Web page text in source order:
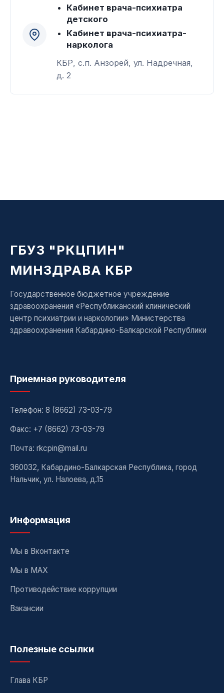
Кабинет врача-психиатра
детского
Кабинет врача-психиатра-
нарколога
КБР, с.п. Анзорей, ул. Надречная,
д. 2
ГБУЗ "РКЦПИН"
МИНЗДРАВА КБР
Государственное бюджетное учреждение
здравоохранения «Республиканский клинический
центр психиатрии и наркологии» Министерства
здравоохранения Кабардино-Балкарской Республики
Приемная руководителя
Телефон: 8 (8662) 73-03-79
Факс: +7 (8662) 73-03-79
Почта: rkcpin@mail.ru
360032, Кабардино-Балкарская Республика, город
Нальчик, ул. Налоева, д.15
Информация
Мы в Вконтакте
Мы в MAX
Противодействие коррупции
Вакансии
Полезные ссылки
Глава КБР